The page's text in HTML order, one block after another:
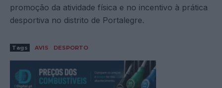
promoção da atividade física e no incentivo à prática
desportiva no distrito de Portalegre.
Tags AVIS DESPORTO